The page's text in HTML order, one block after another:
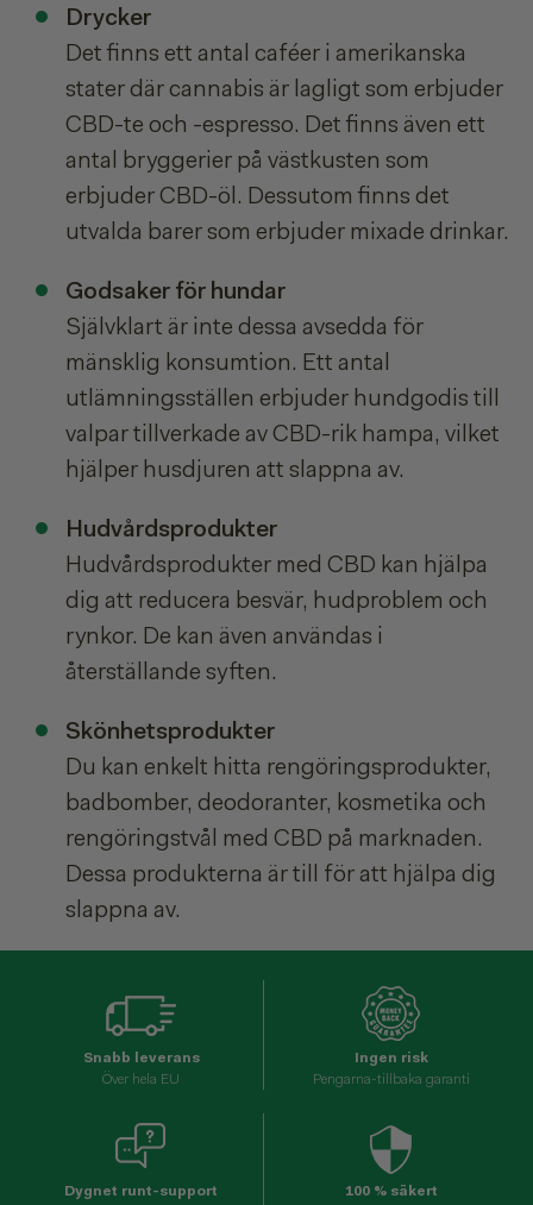
Drycker
Det finns ett antal caféer i amerikanska
stater där cannabis är lagligt som erbjuder
CBD-te och -espresso. Det finns även ett
antal bryggerier på västkusten som
erbjuder CBD-öl. Dessutom finns det
utvalda barer som erbjuder mixade drinkar.
Godsaker för hundar
Självklart är inte dessa avsedda för
mänsklig konsumtion. Ett antal
utlämningsställen erbjuder hundgodis till
valpar tillverkade av CBD-rik hampa, vilket
hjälper husdjuren att slappna av.
Hudvårdsprodukter
Hudvårdsprodukter med CBD kan hjälpa
dig att reducera besvär, hudproblem och
rynkor. De kan även användas i
återställande syften.
Skönhetsprodukter
Du kan enkelt hitta rengöringsprodukter,
badbomber, deodoranter, kosmetika och
rengöringstvål med CBD på marknaden.
Dessa produkterna är till för att hjälpa dig
slappna av.
Snabb leverans
Över hela EU
Ingen risk
Pengarna-tillbaka garanti
Dygnet runt-support
100 % säkert